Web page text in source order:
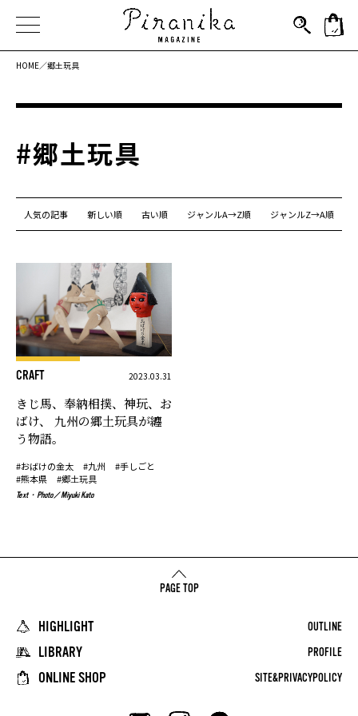
HOME／郷土玩具
#郷土玩具
人気の記事 新しい順 古い順 ジャンルA→Z順 ジャンルZ→A順
CRAFT 2023.03.31
きじ馬、奉納相撲、神玩、お
ばけ、
九州の郷土玩具が纏
う物語。
#おばけの金太 #九州
#手しごと
#熊本県
#郷土玩具
Text・Photo Miyuki Kato
PAGE TOP
HIGHLIGHT OUTLINE
LIBRARY PROFILE
ONLINE SHOP SITE&PRIVACYPOLICY